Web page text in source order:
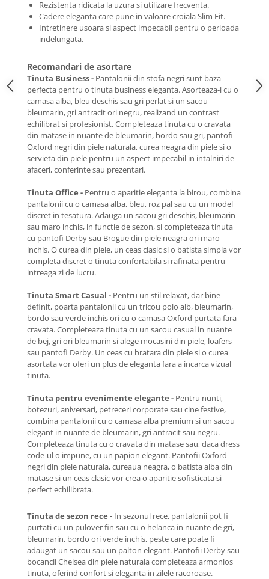
Rezistenta ridicata la uzura si utilizare frecventa.
Cadere eleganta care pune in valoare croiala Slim Fit.
Intretinere usoara si aspect impecabil pentru o perioada
indelungata.
Recomandari de asortare
Tinuta Business - Pantalonii din stofa negri sunt baza
perfecta pentru o tinuta business eleganta. Asorteaza-i cu o
camasa alba, bleu deschis sau gri perlat si un sacou
bleumarin, gri antracit ori negru, realizand un contrast
echilibrat si profesionist. Completeaza tinuta cu o cravata
din matase in nuante de bleumarin, bordo sau gri, pantofi
Oxford negri din piele naturala, curea neagra din piele si o
servieta din piele pentru un aspect impecabil in intalniri de
afaceri, conferinte sau prezentari.
Tinuta Office - Pentru o aparitie eleganta la birou, combina
pantalonii cu o camasa alba, bleu, roz pal sau cu un model
discret in tesatura. Adauga un sacou gri deschis, bleumarin
sau maro inchis, in functie de sezon, si completeaza tinuta
cu pantofi Derby sau Brogue din piele neagra ori maro
inchis. O curea din piele, un ceas clasic si o batista simpla vor
completa discret o tinuta confortabila si rafinata pentru
intreaga zi de lucru.
Tinuta Smart Casual - Pentru un stil relaxat, dar bine
definit, poarta pantalonii cu un tricou polo alb, bleumarin,
bordo sau verde inchis ori cu o camasa Oxford purtata fara
cravata. Completeaza tinuta cu un sacou casual in nuante
de bej, gri ori bleumarin si alege mocasini din piele, loafers
sau pantofi Derby. Un ceas cu bratara din piele si o curea
asortata vor oferi un plus de eleganta fara a incarca vizual
tinuta.
Tinuta pentru evenimente elegante - Pentru nunti,
botezuri, aniversari, petreceri corporate sau cine festive,
combina pantalonii cu o camasa alba premium si un sacou
elegant in nuante de bleumarin, gri antracit sau negru.
Completeaza tinuta cu o cravata din matase sau, daca dress
code-ul o impune, cu un papion elegant. Pantofii Oxford
negri din piele naturala, cureaua neagra, o batista alba din
matase si un ceas clasic vor crea o aparitie sofisticata si
perfect echilibrata.
Tinuta de sezon rece - In sezonul rece, pantalonii pot fi
purtati cu un pulover fin sau cu o helanca in nuante de gri,
bleumarin, bordo ori verde inchis, peste care poate fi
adaugat un sacou sau un palton elegant. Pantofii Derby sau
bocancii Chelsea din piele naturala completeaza armonios
tinuta, oferind confort si eleganta in zilele racoroase.